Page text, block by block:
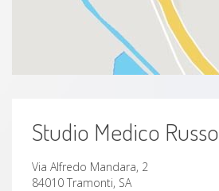
Studio Medico Russo
Via Alfredo Mandara, 2
84010 Tramonti, SA